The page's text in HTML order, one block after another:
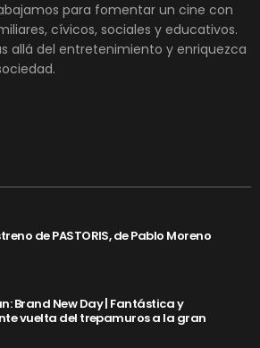
para fomentar un cine con
cívicos, sociales y educativos.
allá del entretenimiento y enriquezca
de PASTORIS, de Pablo Moreno
Brand New Day | Fantástica y
vuelta del trepamuros a la gran